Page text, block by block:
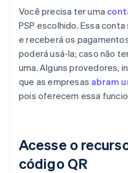
Você precisa ter uma
PSP escolhido. Essa
e receberá os
poderá usá-la; caso não
uma. Alguns provedores,
que as empresas abram
pois oferecem essa
Acesse o
código QR